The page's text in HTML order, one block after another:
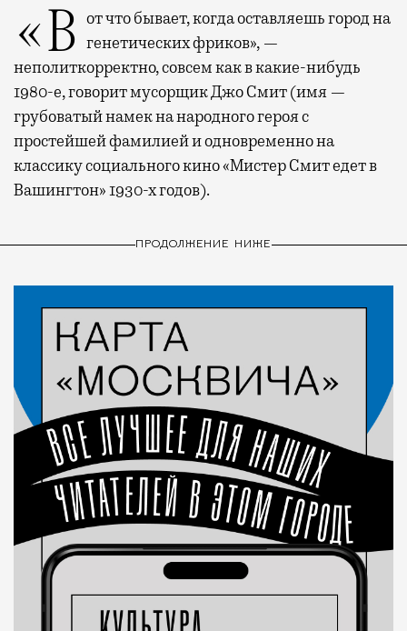
«Вот что бывает, когда оставляешь город на генетических фриков», —
неполиткорректно, совсем как в какие-нибудь
1980-е, говорит мусорщик Джо Смит (имя —
грубоватый намек на народного героя с
простейшей фамилией и одновременно на
классику социального кино «Мистер Смит едет в
Вашингтон» 1930-х годов).
ПРОДОЛЖЕНИЕ НИЖЕ